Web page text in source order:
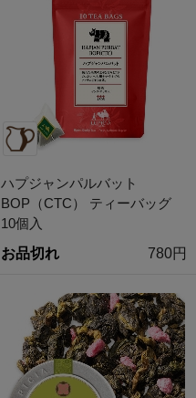
ハプジャンパルバット
BOP（CTC） ティーバッグ
10個入
お品切れ
780円